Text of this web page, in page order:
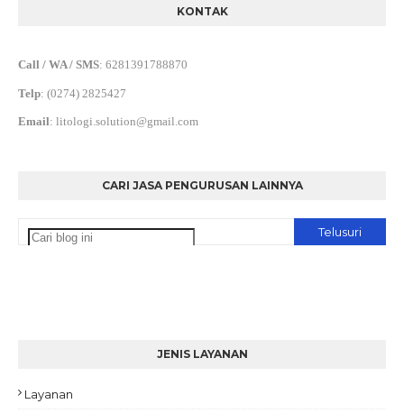
KONTAK
Call / WA / SMS: 6281391788870
Telp: (0274) 2825427
Email: litologi.solution@gmail.com
CARI JASA PENGURUSAN LAINNYA
JENIS LAYANAN
Layanan